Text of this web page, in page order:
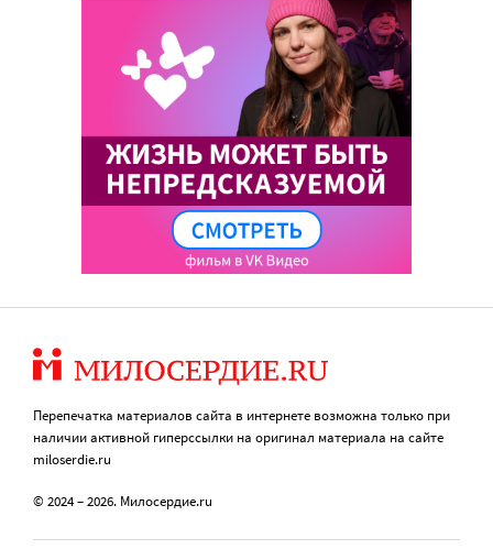
Перепечатка материалов сайта в интернете возможна только при
наличии активной гиперссылки на оригинал материала на сайте
miloserdie.ru
© 2024 – 2026. Милосердие.ru